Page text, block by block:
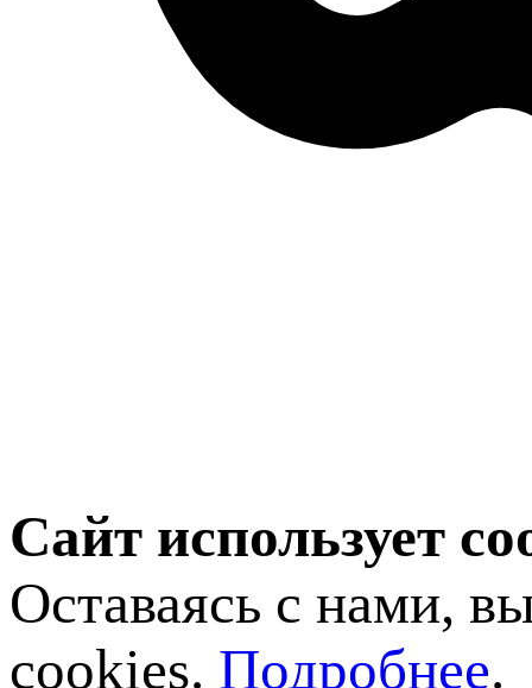
Сайт использует
Оставаясь с нами,
cookies. Подробнее.